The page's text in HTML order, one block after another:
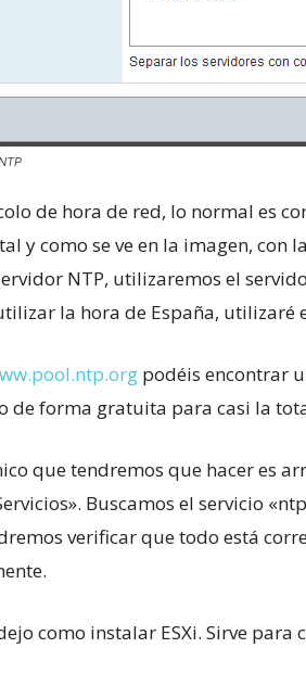
de hora de red, lo normal es
y como se ve en la imagen, con
NTP, utilizaremos el
la hora de España, utilizaré
podéis encontrar
de forma gratuita para casi la
que tendremos que hacer es
Buscamos el servicio
verificar que todo está
como instalar ESXi. Sirve para